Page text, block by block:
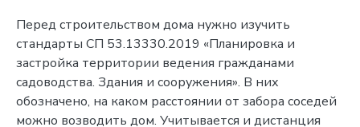
Перед строительством дома нужно изучить
стандарты СП 53.13330.2019 «Планировка и
застройка территории ведения гражданами
садоводства. Здания и сооружения». В них
обозначено, на каком расстоянии от забора соседей
можно возводить дом. Учитывается и дистанция